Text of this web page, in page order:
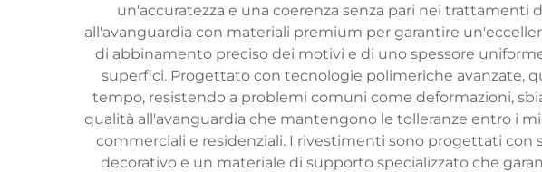
un'accuratezza e una coerenza senza pari nei
all'avanguardia con materiali premium per garantire
di abbinamento preciso dei motivi e di uno spessore
superfici. Progettato con tecnologie polimeriche
tempo, resistendo a problemi comuni come deformazioni,
qualità all'avanguardia che mantengono le tolleranze entro i
commerciali e residenziali. I rivestimenti sono progettati
decorativo e un materiale di supporto specializzato che